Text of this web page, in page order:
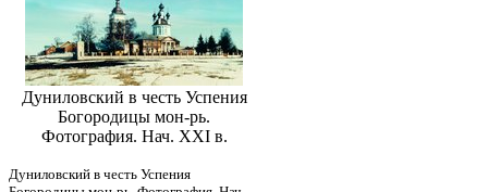
Дуниловский в честь Успения
Богородицы мон-рь.
Фотография. Нач. XXI в.
Дуниловский в честь Успения